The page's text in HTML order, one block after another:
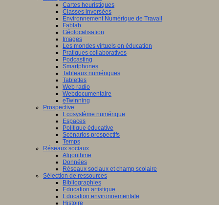
Cartes heuristiques
Classes inversées
Environnement Numérique de Travail
Fablab
Géolocalisation
Images
Les mondes virtuels en éducation
Pratiques collaboratives
Podcasting
Smartphones
Tableaux numériques
Tablettes
Web radio
Webdocumentaire
eTwinning
Prospective
Ecosystème numérique
Espaces
Politique éducative
Scénarios prospectifs
Temps
Réseaux sociaux
Algorithme
Données
Réseaux sociaux et champ scolaire
Sélection de ressources
Bibliographies
Education artistique
Education environnementale
Histoire